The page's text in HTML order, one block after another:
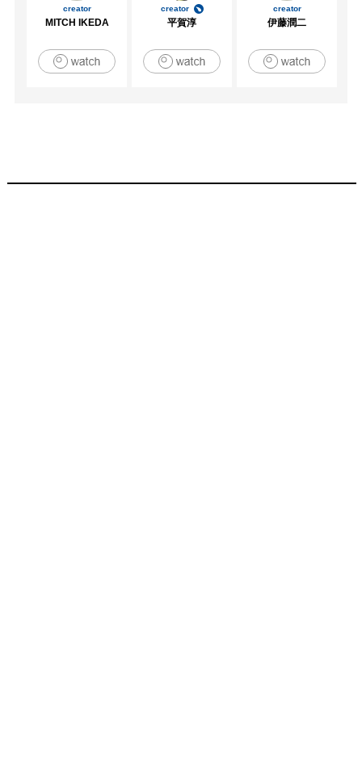
creator
MITCH IKEDA
creator
平賀淳
creator
伊藤潤二